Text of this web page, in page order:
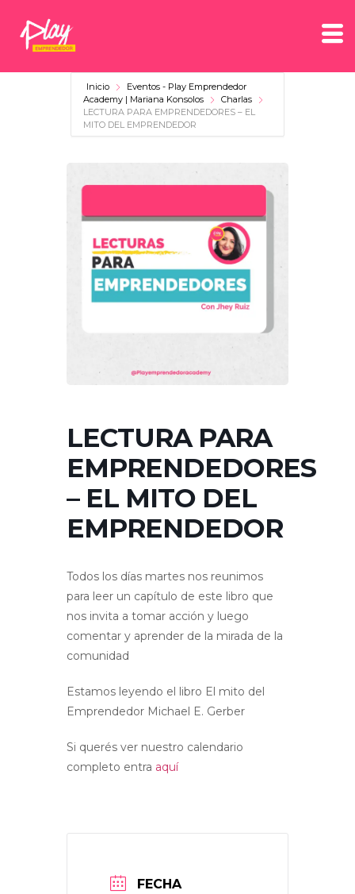
Inicio
Eventos - Play Emprendedor
Academy | Mariana Konsolos
Charlas
LECTURA PARA EMPRENDEDORES – EL
MITO DEL EMPRENDEDOR
LECTURA PARA
EMPRENDEDORES
– EL MITO DEL
EMPRENDEDOR
Todos los días martes nos reunimos
para leer un capítulo de este libro que
nos invita a tomar acción y luego
comentar y aprender de la mirada de la
comunidad
Estamos leyendo el libro El mito del
Emprendedor Michael E. Gerber
Si querés ver nuestro calendario
completo entra aquí
FECHA